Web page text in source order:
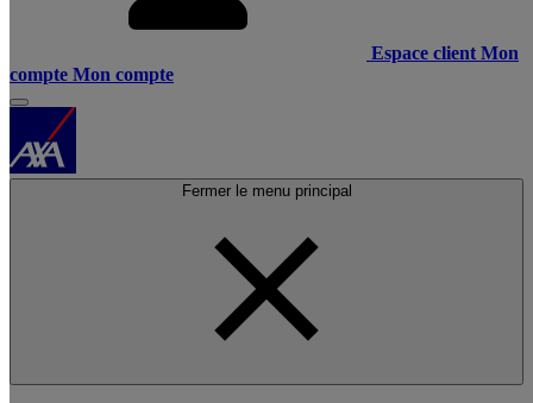
Espace client Mon
compte Mon compte
Fermer le menu principal